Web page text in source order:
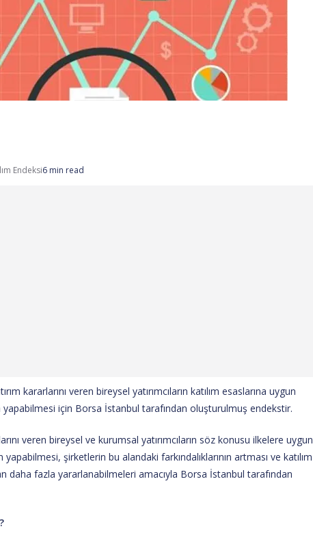
Endeksi6 min read
kararlarını veren bireysel yatırımcıların katılım esaslarına uygun
için Borsa İstanbul tarafından oluşturulmuş endekstir.
veren bireysel ve kurumsal yatırımcıların söz konusu ilkelere uygun
şirketlerin bu alandaki farkındalıklarının artması ve katılım
daha fazla yararlanabilmeleri amacıyla Borsa İstanbul tarafından